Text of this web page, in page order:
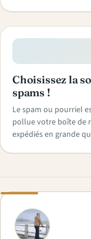
Choisissez la
spams !
Le spam ou pourriel
pollue votre boîte de
expédiés en grande
A